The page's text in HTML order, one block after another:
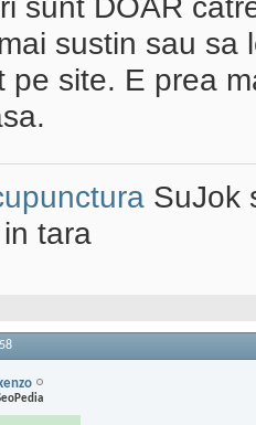
sustin sau sa
pe site. E prea
SuJok
tara